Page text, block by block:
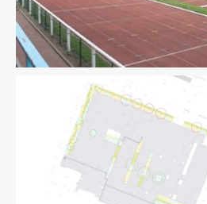
Équipement Sportif Pilotage
Équipement Sportif